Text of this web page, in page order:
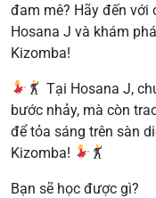
đam mê? Hãy đến với
Hosana J và khám
Kizomba!
Tại Hosana J,
bước nhảy, mà còn
để tỏa sáng trên sàn
Kizomba!
Bạn sẽ học được gì?